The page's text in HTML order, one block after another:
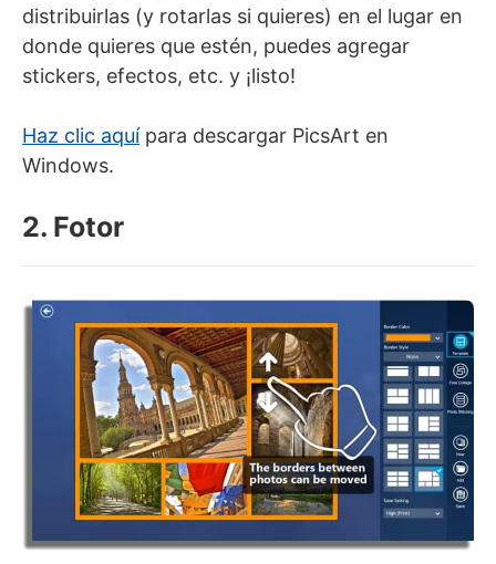
distribuirlas (y rotarlas si quieres) en el lugar en
donde quieres que estén, puedes agregar
stickers, efectos, etc. y ¡listo!
Haz clic aquípara descargar PicsArt en
Windows.
2. Fotor